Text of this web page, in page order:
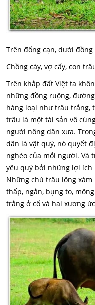
Trên đổng cạn, dưới đồng
Chồng cày, vợ cấy, con
Trên khắp đất Việt ta
những đồng ruộng,
hàng loại như trâu trắng,
trâu là một tài sản vô
người nông dân xưa.
dân là vật quý, nó quyết
nghèo của mỗi người. Và
yêu quý bởi những lợi ích
Những chú trâu lông xám
thấp, ngắn, bụng to,
trắng ở cổ và hai xương